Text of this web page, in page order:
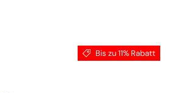
Bis zu 11% Rabatt